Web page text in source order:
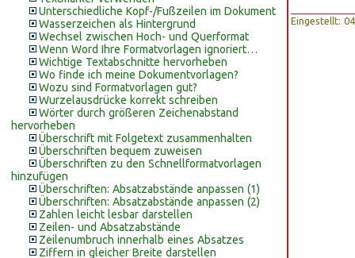
Unterschiedliche Kopf-/Fußzeilen im Dokument
Wasserzeichen als Hintergrund
Wechsel zwischen Hoch- und Querformat
Wenn Word Ihre Formatvorlagen ignoriert…
Wichtige Textabschnitte hervorheben
Wo finde ich meine Dokumentvorlagen?
Wozu sind Formatvorlagen gut?
Wurzelausdrücke korrekt schreiben
Wörter durch größeren Zeichenabstand
hervorheben
Überschrift mit Folgetext zusammenhalten
Überschriften bequem zuweisen
Überschriften zu den Schnellformatvorlagen
hinzufügen
Überschriften: Absatzabstände anpassen (1)
Überschriften: Absatzabstände anpassen (2)
Zahlen leicht lesbar darstellen
Zeilen- und Absatzabstände
Zeilenumbruch innerhalb eines Absatzes
Ziffern in gleicher Breite darstellen
Eingestellt: